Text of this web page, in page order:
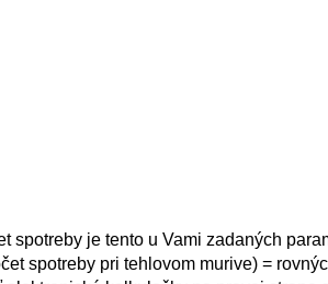
spotreby je tento u Vami zadaných
spotreby pri tehlovom murive) =